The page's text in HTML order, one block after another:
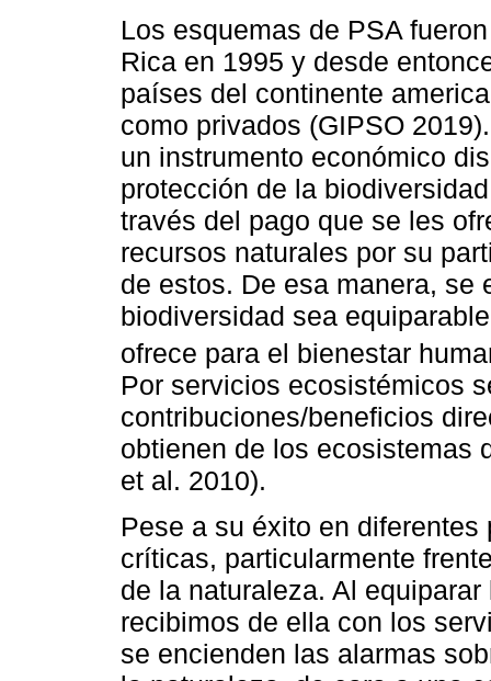
Los esquemas de PSA
Rica en 1995 y desde
países del continente
como privados (GIPSO
un instrumento económico
protección de la
través del pago que se les
recursos naturales por su
de estos. De esa manera, se
biodiversidad sea
ofrece para el bienestar
Por servicios ecosistémicos
contribuciones/beneficios
obtienen de los ecosistemas
et al. 2010).
Pese a su éxito en
críticas, particularmente
de la naturaleza. Al
recibimos de ella con los
se encienden las alarmas